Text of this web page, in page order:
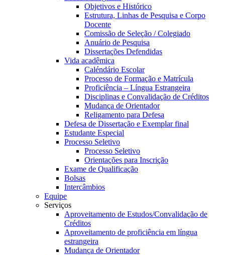
Objetivos e Histórico
Estrutura, Linhas de Pesquisa e Corpo
Docente
Comissão de Seleção / Colegiado
Anuário de Pesquisa
Dissertações Defendidas
Vida acadêmica
Caléndário Escolar
Processo de Formação e Matrícula
Proficiência – Língua Estrangeira
Disciplinas e Convalidação de Créditos
Mudança de Orientador
Religamento para Defesa
Defesa de Dissertação e Exemplar final
Estudante Especial
Processo Seletivo
Processo Seletivo
Orientações para Inscrição
Exame de Qualificação
Bolsas
Intercâmbios
Equipe
Serviços
Aproveitamento de Estudos/Convalidação de
Créditos
Aproveitamento de proficiência em língua
estrangeira
Mudança de Orientador